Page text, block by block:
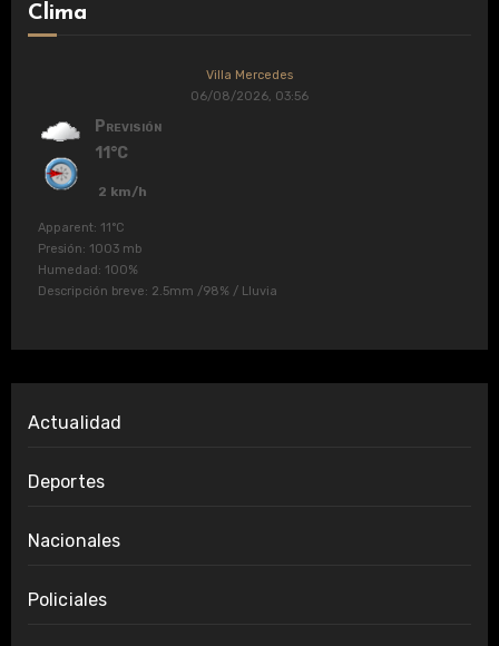
Clima
Villa Mercedes
06/08/2026, 03:56
Previsión
11°C
2 km/h
Apparent: 11°C
Presión: 1003 mb
Humedad: 100%
Descripción breve: 2.5mm /98% / Lluvia
Actualidad
Deportes
Nacionales
Policiales